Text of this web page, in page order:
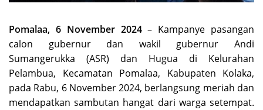
Pomalaa, 6 November 2024– Kampanye pasangan
calon gubernur dan wakil gubernur Andi
Sumangerukka (ASR) dan Hugua di Kelurahan
Pelambua, Kecamatan Pomalaa, Kabupaten Kolaka,
pada Rabu, 6 November 2024, berlangsung meriah dan
mendapatkan sambutan hangat dari warga setempat.